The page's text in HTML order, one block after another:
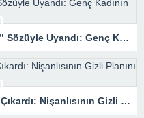
Kayınvalidesinin “Borcunu Öde” Sözüyle Uyandı: Genç Kadının Sınırları Bütün Aileyi Değiştirdi
Uçaktaki Koltuk Gerçeği Ortaya Çıkardı: Nişanlısının Gizli Planını Öğrenince Her Şeyi Geride Bıraktı